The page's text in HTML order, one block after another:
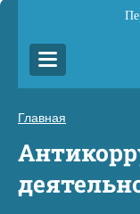
Главная